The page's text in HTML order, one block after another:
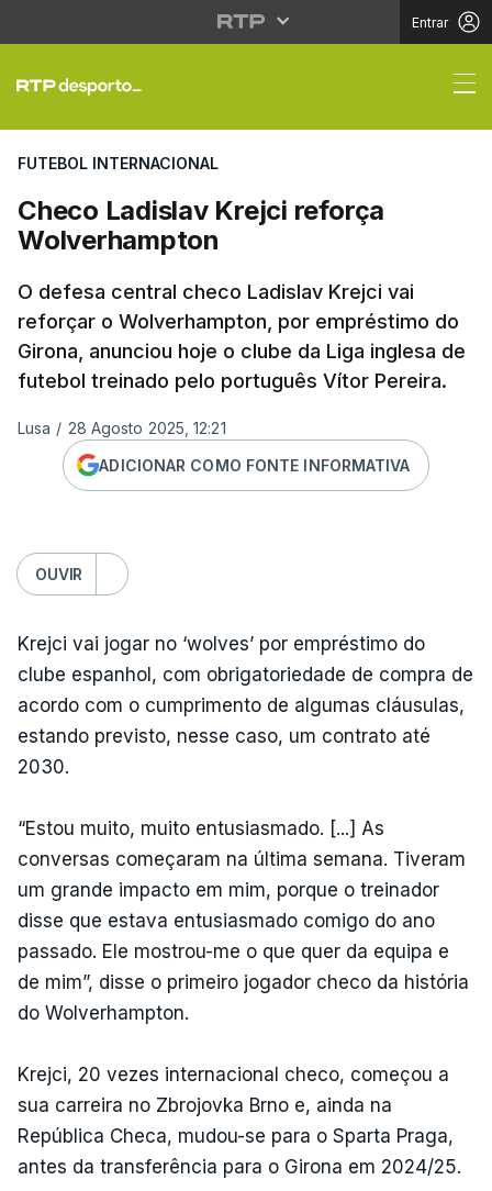
Entrar
Checo Ladislav Krejci
FUTEBOL INTERNACIONAL
Checo Ladislav Krejci reforça
Wolverhampton
O defesa central checo Ladislav Krejci vai
reforçar o Wolverhampton, por empréstimo do
Girona, anunciou hoje o clube da Liga inglesa de
futebol treinado pelo português Vítor Pereira.
Lusa / 28 Agosto 2025, 12:21
ADICIONAR COMO FONTE INFORMATIVA
OUVIR
Krejci vai jogar no ‘wolves’ por empréstimo do
clube espanhol, com obrigatoriedade de compra de
acordo com o cumprimento de algumas cláusulas,
estando previsto, nesse caso, um contrato até
2030.
“Estou muito, muito entusiasmado. [...] As
conversas começaram na última semana. Tiveram
um grande impacto em mim, porque o treinador
disse que estava entusiasmado comigo do ano
passado. Ele mostrou-me o que quer da equipa e
de mim”, disse o primeiro jogador checo da história
do Wolverhampton.
Krejci, 20 vezes internacional checo, começou a
sua carreira no Zbrojovka Brno e, ainda na
República Checa, mudou-se para o Sparta Praga,
antes da transferência para o Girona em 2024/25.